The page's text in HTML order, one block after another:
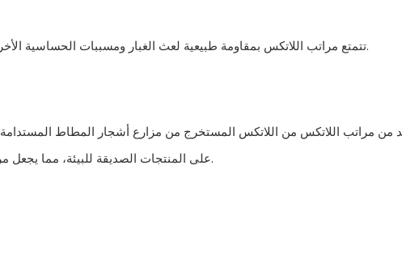
تتمتع مراتب اللاتكس بمقاومة طبيعية لعث الغبار ومسببات الحساسية الأخرى، مما يجعلها خيارًا ممتازًا لمن يعانون من الحساسية.
من مراتب اللاتكس من اللاتكس المستخرج من مزارع أشجار المطاط
على المنتجات الصديقة للبيئة، مما يجعل مراتب اللاتكس خيارًا جذابًا للمستهلكين المهتمين بالبيئة.